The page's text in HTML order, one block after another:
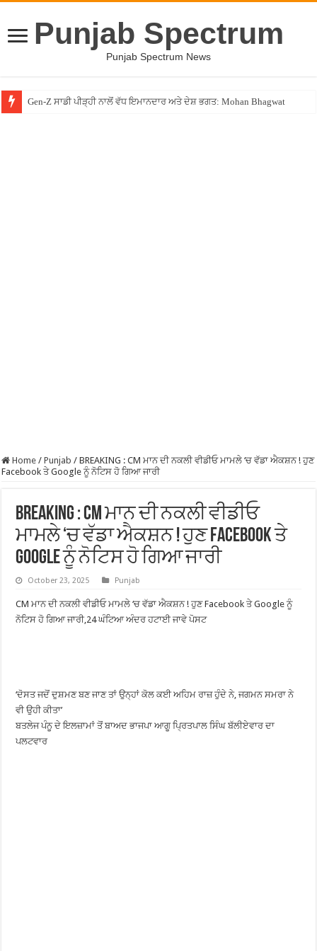
Punjab Spectrum
Punjab Spectrum News
Gen-Z ਸਾਡੀ ਪੀੜ੍ਹੀ ਨਾਲੋਂ ਵੱਧ ਇਮਾਨਦਾਰ ਅਤੇ ਦੇਸ਼ ਭਗਤ: Mohan Bhagwat
Home / Punjab / BREAKING : CM ਮਾਨ ਦੀ ਨਕਲੀ ਵੀਡੀਓ ਮਾਮਲੇ ‘ਚ ਵੱਡਾ ਐਕਸ਼ਨ ! ਹੁਣ
Facebook ਤੇ Google ਨੂੰ ਨੋਟਿਸ ਹੋ ਗਿਆ ਜਾਰੀ
BREAKING : CM ਮਾਨ ਦੀ ਨਕਲੀ ਵੀਡੀਓ
ਮਾਮਲੇ ‘ਚ ਵੱਡਾ ਐਕਸ਼ਨ ! ਹੁਣ Facebook ਤੇ
Google ਨੂੰ ਨੋਟਿਸ ਹੋ ਗਿਆ ਜਾਰੀ
October 23, 2025 Punjab
CM ਮਾਨ ਦੀ ਨਕਲੀ ਵੀਡੀਓ ਮਾਮਲੇ ‘ਚ ਵੱਡਾ ਐਕਸ਼ਨ ! ਹੁਣ Facebook ਤੇ Google ਨੂੰ
ਨੋਟਿਸ ਹੋ ਗਿਆ ਜਾਰੀ,24 ਘੰਟਿਆ ਅੰਦਰ ਹਟਾਈ ਜਾਵੇ ਪੋਸਟ
‘ਦੋਸਤ ਜਦੋਂ ਦੁਸ਼ਮਣ ਬਣ ਜਾਣ ਤਾਂ ਉਨ੍ਹਾਂ ਕੋਲ ਕਈ ਅਹਿਮ ਰਾਜ਼ ਹੁੰਦੇ ਨੇ, ਜਗਮਨ ਸਮਰਾ ਨੇ
ਵੀ ਉਹੀ ਕੀਤਾ’
ਬਤਲੇਜ ਪੰਨੂ ਦੇ ਇਲਜ਼ਾਮਾਂ ਤੋਂ ਬਾਅਦ ਭਾਜਪਾ ਆਗੂ ਪ੍ਰਿਤਪਾਲ ਸਿੰਘ ਬੱਲੀਏਵਾਰ ਦਾ
ਪਲਟਵਾਰ